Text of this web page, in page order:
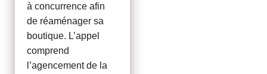
à concurrence afin
de réaménager sa
boutique. L’appel
comprend
l’agencement de la